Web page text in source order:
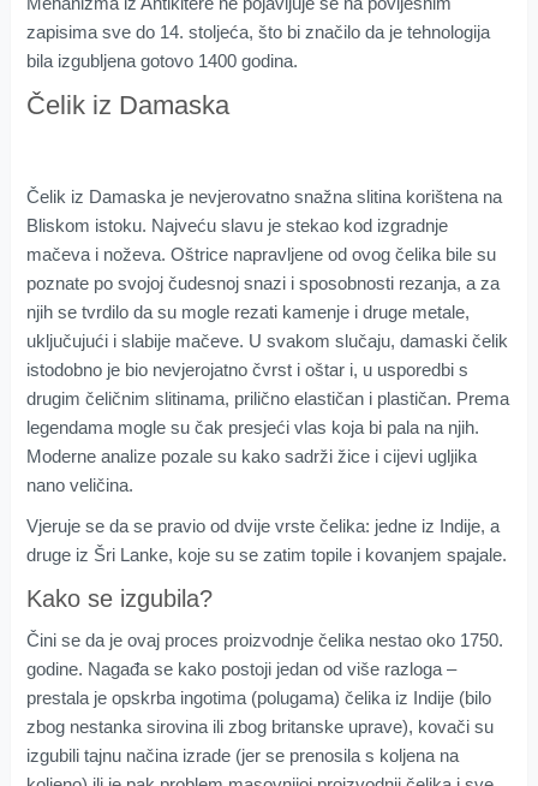
zapisima sve do 14. stoljeća, što bi značilo da je tehnologija
bila izgubljena gotovo 1400 godina.
Čelik iz Damaska
Čelik iz Damaska je nevjerovatno snažna slitina korištena na
Bliskom istoku. Najveću slavu je stekao kod izgradnje
mačeva i noževa. Oštrice napravljene od ovog čelika bile su
poznate po svojoj čudesnoj snazi i sposobnosti rezanja, a za
njih se tvrdilo da su mogle rezati kamenje i druge metale,
uključujući i slabije mačeve. U svakom slučaju, damaski čelik
istodobno je bio nevjerojatno čvrst i oštar i, u usporedbi s
drugim čeličnim slitinama, prilično elastičan i plastičan. Prema
legendama mogle su čak presjeći vlas koja bi pala na njih.
Moderne analize pozale su kako sadrži žice i cijevi ugljika
nano veličina.
Vjeruje se da se pravio od dvije vrste čelika: jedne iz Indije, a
druge iz Šri Lanke, koje su se zatim topile i kovanjem spajale.
Kako se izgubila?
Čini se da je ovaj proces proizvodnje čelika nestao oko 1750.
godine. Nagađa se kako postoji jedan od više razloga –
prestala je opskrba ingotima (polugama) čelika iz Indije (bilo
zbog nestanka sirovina ili zbog britanske uprave), kovači su
izgubili tajnu načina izrade (jer se prenosila s koljena na